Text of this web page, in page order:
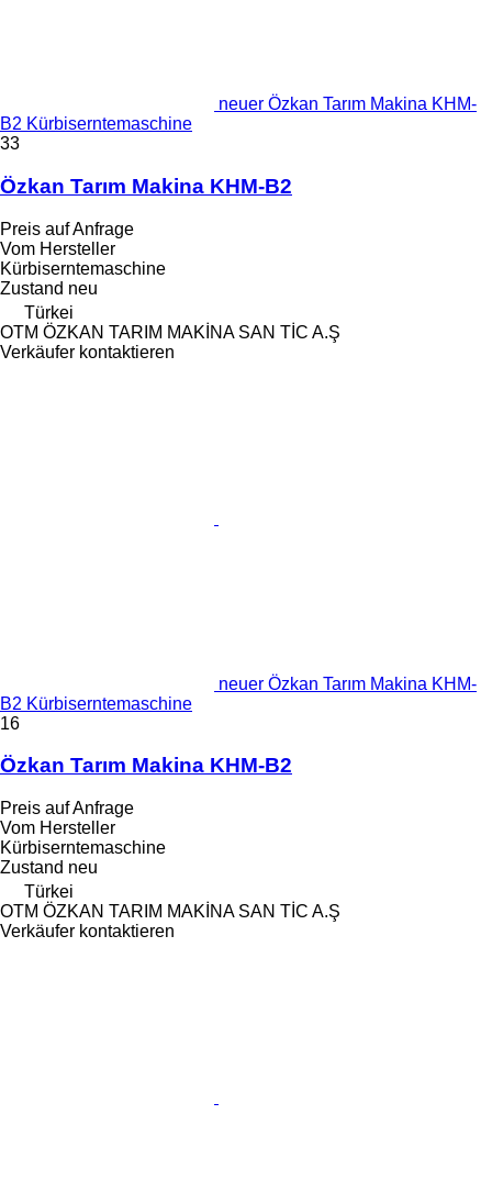
neuer Özkan Tarım Makina KHM-
B2 Kürbiserntemaschine
33
Özkan Tarım Makina KHM-B2
Preis auf Anfrage
Vom Hersteller
Kürbiserntemaschine
Zustand neu
Türkei
OTM ÖZKAN TARIM MAKİNA SAN TİC A.Ş
Verkäufer kontaktieren
neuer Özkan Tarım Makina KHM-
B2 Kürbiserntemaschine
16
Özkan Tarım Makina KHM-B2
Preis auf Anfrage
Vom Hersteller
Kürbiserntemaschine
Zustand neu
Türkei
OTM ÖZKAN TARIM MAKİNA SAN TİC A.Ş
Verkäufer kontaktieren